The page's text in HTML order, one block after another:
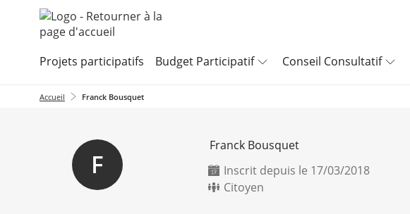
Aller au menu Aller au contenu
Projets participatifs Budget Participatif Conseil Consultatif
Accueil Franck Bousquet
F
Franck Bousquet
Inscrit depuis le 17/03/2018
Citoyen